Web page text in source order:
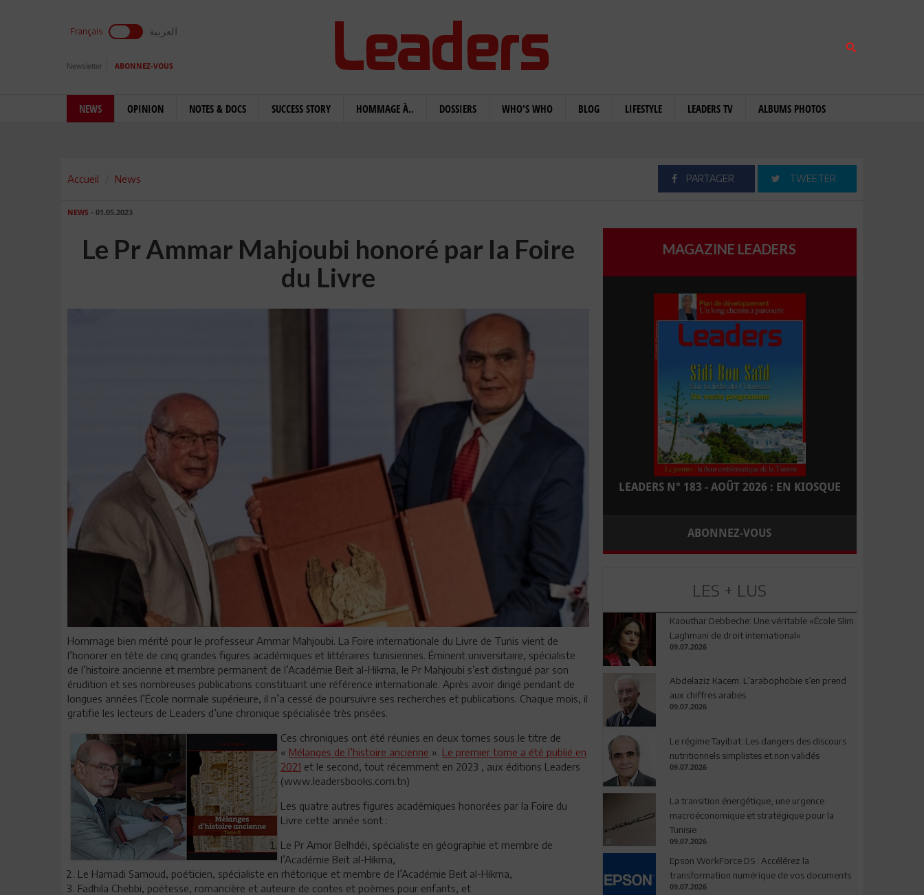
Français العربية
Newsletter ABONNEZ-VOUS
NEWS OPINION NOTES & DOCS SUCCESS STORY HOMMAGE À.. DOSSIERS WHO'S WHO BLOG LIFESTYLE LEADERS TV ALBUMS PHOTOS
Accueil News PARTAGER TWEETER
NEWS - 01.05.2023
Le Pr Ammar Mahjoubi honoré par la Foire
du Livre
Hommage bien mérité pour le professeur Ammar Mahjoubi. La Foire internationale du Livre de Tunis vient de
l’honorer en tête de cinq grandes figures académiques et littéraires tunisiennes. Éminent universitaire, spécialiste
de l’histoire ancienne et membre permanent de l’Académie Beit al-Hikma, le Pr Mahjoubi s’est distingué par son
érudition et ses nombreuses publications constituant une référence internationale. Après avoir dirigé pendant de
longues années l’École normale supérieure, il n’a cessé de poursuivre ses recherches et publications. Chaque mois, il
gratifie les lecteurs de Leaders d’une chronique spécialisée très prisées.
Ces chroniques ont été réunies en deux tomes sous le titre de
« Mélanges de l’histoire ancienne ». Le premier tome a été publié en
2021 et le second, tout récemment en 2023 , aux éditions Leaders
(www.leadersbooks.com.tn)
Les quatre autres figures académiques honorées par la Foire du
Livre cette année sont :
Le Pr Amor Belhdéi, spécialiste en géographie et membre de
l’Académie Beit al-Hikma,
Le Hamadi Samoud, poéticien, spécialiste en rhétorique et membre de l’Académie Beit al-Hikma,
Fadhila Chebbi, poétesse, romancière et auteure de contes et poèmes pour enfants, et
MAGAZINE LEADERS
LEADERS N° 183 - AOÛT 2026 : EN KIOSQUE
ABONNEZ-VOUS
LES + LUS
Kaouthar Debbeche: Une véritable «École Slim
Laghmani de droit international»
09.07.2026
Abdelaziz Kacem: L’arabophobie s’en prend
aux chiffres arabes
09.07.2026
Le régime Tayibat: Les dangers des discours
nutritionnels simplistes et non validés
09.07.2026
La transition énergétique, une urgence
macroéconomique et stratégique pour la
Tunisie
09.07.2026
Epson WorkForce DS : Accélérez la
transformation numérique de vos documents
09.07.2026